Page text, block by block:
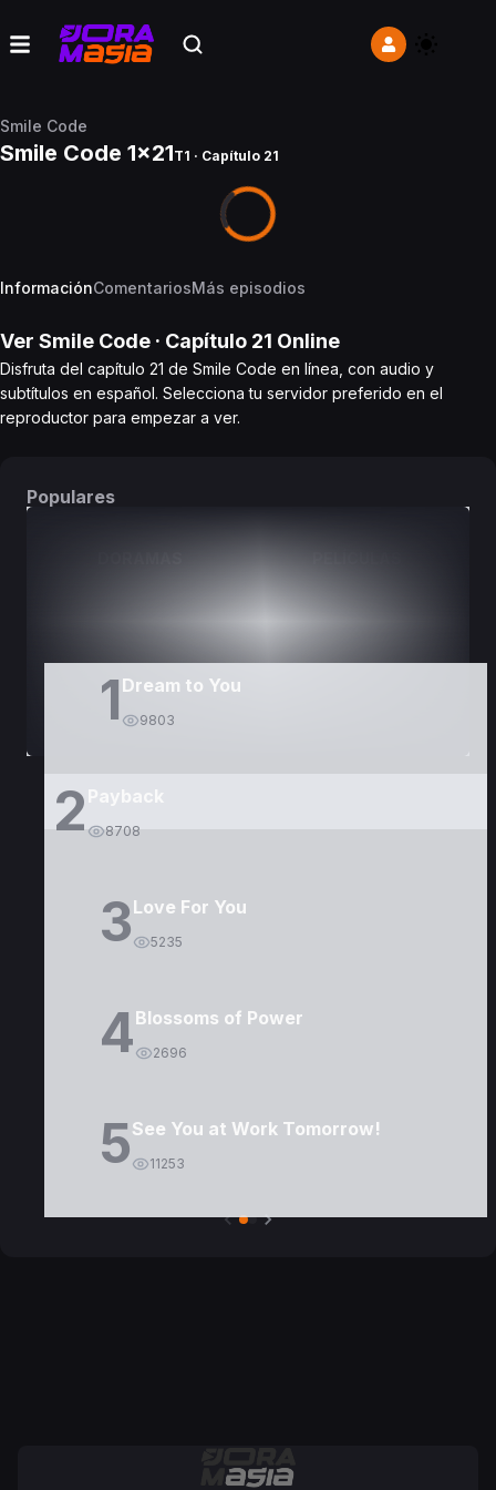
Smile Code
Smile Code 1x21T1 · Capítulo 21
InformaciónComentariosMás episodios
Ver Smile Code · Capítulo 21 Online
Disfruta del capítulo 21 de Smile Code en línea, con audio y
subtítulos en español. Selecciona tu servidor preferido en el
reproductor para empezar a ver.
Populares
1 Dream to You
9803
2 Payback
8708
3Love For You
5235
4Blossoms of Power
2696
5See You at Work Tomorrow!
11253